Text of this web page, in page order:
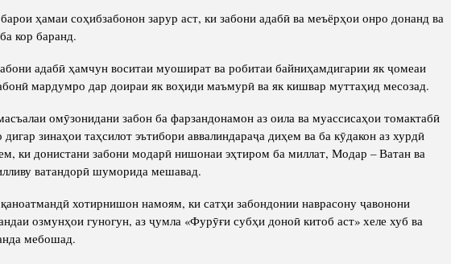
ҳамаи соҳибзабонон зарур аст, ки забони адабӣ ва меъёрҳои онро донанд ва
кор баранд.
адабӣ ҳамчун воситаи муошират ва робитаи байниҳамдигарии як ҷомеаи
мардумро дар доираи як воҳиди маъмурӣ ва як кишвар муттаҳид месозад.
омӯзонидани забон ба фарзандонамон аз оила ва муассисаҳои томактабӣ
дигар зинаҳои таҳсилот эътибори аввалиндараҷа диҳем ва ба кӯдакон аз хурдӣ
ки донистани забони модарӣ нишонаи эҳтиром ба миллат, Модар – Ватан ва
ватандорӣ шуморида мешавад.
хотирнишон намоям, ки сатҳи забондонии наврасону ҷавонони
озмунҳои гуногун, аз ҷумла «Фурӯғи субҳи доноӣ китоб аст» хеле хуб ва
мебошад.